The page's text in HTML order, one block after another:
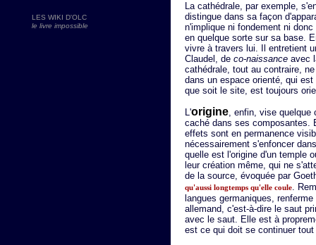
LES WIKI D'OLC
le livre impossible
La cathédrale, par exemple,
distingue dans sa façon
n'implique ni fondement ni
en quelque sorte sur sa base.
vivre à travers lui. Il entretient
Claudel, de co-naissance avec
cathédrale, tout au contraire,
dans un espace orienté, qui
que soit le site, est toujours
L'origine, enfin, vise quelque
caché dans ses composantes.
effets sont en permanence
nécessairement s'enfoncer
quelle est l'origine d'un temple
leur création même, qui ne
de la source, évoquée par
qu'aussi longtemps qu'elle coule.
langues germaniques,
allemand, c'est-à-dire le saut
avec le saut. Elle est à
est ce qui doit se continuer